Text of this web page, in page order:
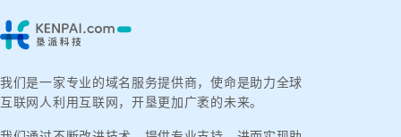
我们是一家专业的域名服务提供商，使命是助力全球
互联网人利用互联网，开垦更加广袤的未来。